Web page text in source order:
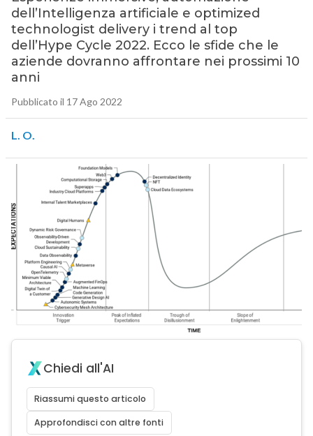
dell’Intelligenza artificiale e optimized
technologist delivery i trend al top
dell’Hype Cycle 2022. Ecco le sfide che le
aziende dovranno affrontare nei prossimi 10
anni
Pubblicato il 17 Ago 2022
L. O.
Chiedi all'AI
Riassumi questo articolo
Approfondisci con altre fonti